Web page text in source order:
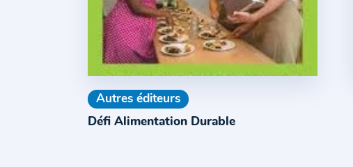
Autres éditeurs
Défi Alimentation Durable